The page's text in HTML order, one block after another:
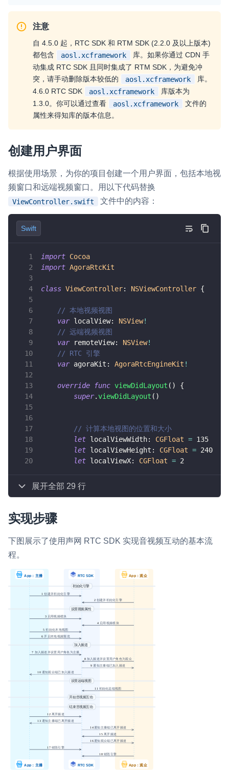
注意
自 4.5.0 起，RTC SDK 和 RTM SDK (2.2.0 及以上版本)
都包含
aosl.xcframework
库。如果你通过 CDN 手
动集成 RTC SDK 且同时集成了 RTM SDK，为避免冲
突，请手动删除版本较低的
aosl.xcframework
库。
4.6.0 RTC SDK
aosl.xcframework
库版本为
1.3.0。你可以通过查看
aosl.xcframework
文件的
属性来得知库的版本信息。
创建用户界面
根据使用场景，为你的项目创建一个用户界面，包括本地视
频窗口和远端视频窗口。用以下代码替换
ViewController.swift 文件中的内容：
Swift
import Cocoa
import AgoraRtcKit
class ViewController: NSViewController {
// 本地视频视图
var localView: NSView!
// 远端视频视图
var remoteView: NSView!
// RTC 引擎
var agoraKit : AgoraRtcEngineKit !
override func viewDidLayout ( )
{
super.viewDidLayout ( )
// 计算本地视图的位置和大小
let localViewWidth: CGFloat = 135
let localViewHeight : CGFloat = 240
let localViewX: CGFloat = 2
展开全部 29 行
实现步骤
下图展示了使用声网 RTC SDK 实现音视频互动的基本流
程。